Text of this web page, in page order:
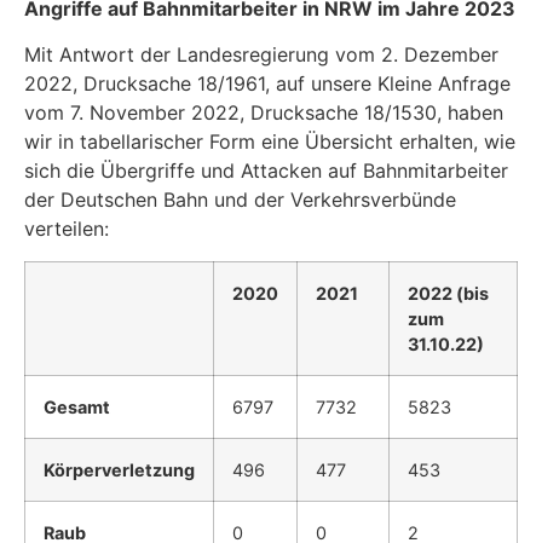
Angriffe auf Bahnmitarbeiter in NRW im Jahre 2023
Mit Antwort der Landesregierung vom 2. Dezember
2022, Drucksache 18/1961, auf unsere Kleine Anfrage
vom 7. November 2022, Drucksache 18/1530, haben
wir in tabellarischer Form eine Übersicht erhalten, wie
sich die Übergriffe und Attacken auf Bahnmitarbeiter
der Deutschen Bahn und der Verkehrsverbünde
verteilen:
2020 2021
2022 (bis
zum
31.10.22)
Gesamt 6797 7732 5823
Körperverletzung 496 477 453
Raub 0 0 2